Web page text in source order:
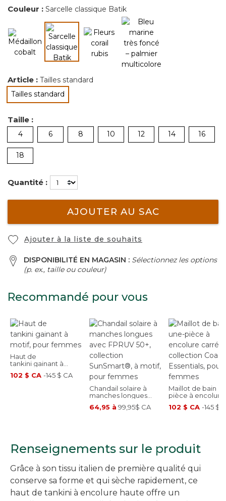
Couleur : Sarcelle classique Batik
Article : Tailles standard
Tailles standard
sélectionné
Taille :
4 6 8 10 12 14 16
18
Quantité :
AJOUTER AU SAC
Ajouter à la liste de souhaits
DISPONIBILITÉ EN MAGASIN : Sélectionnez les options
(p. ex., taille ou couleur)
Recommandé pour vous
Haut de
tankini gainant à
motif, pour femmes
102 $ CA -145 $ CA
Chandail solaire à
manches longues
avec FPRUV 50+,
collection
64,95 à 99,95$ CA
Maillot de bain
pièce à encolure
carrée, collection
Coastal
102 $ CA -145 $
Renseignements sur le produit
Grâce à son tissu italien de première qualité qui
conserve sa forme et qui sèche rapidement, ce
haut de tankini à encolure haute offre un